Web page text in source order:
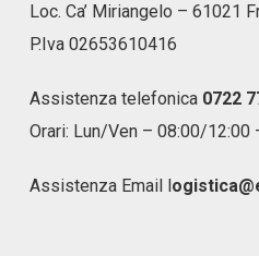
Loc. Ca’ Miriangelo – 61021
P.Iva 02653610416
Assistenza telefonica 0722
Orari: Lun/Ven – 08:00/12:00
Assistenza Email l